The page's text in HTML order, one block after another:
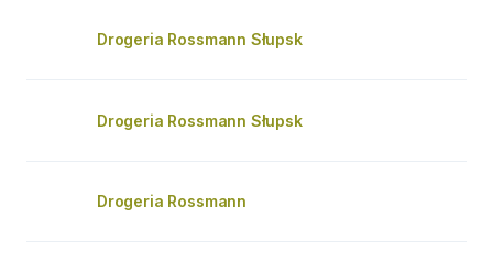
Drogeria Rossmann Słupsk
Drogeria Rossmann Słupsk
Drogeria Rossmann